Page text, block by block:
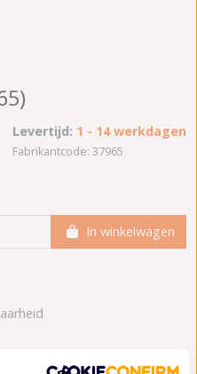
Levertijd: 1 - 14 werkdagen
Fabrikantcode: 37965
In winkelwagen